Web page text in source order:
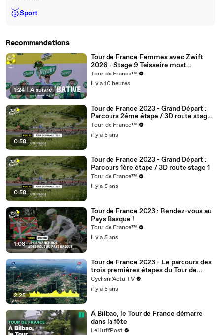
🥇Sport
Recommandations
1:24 | À suivre
Tour de France Femmes avec Zwift
2026 - Stage 9 Teisseire most
aggressive rider minute
Tour de France™
il y a 10 heures
0:58
Tour de France 2023 - Grand Départ :
Parcours 2éme étape / 3D route stage
2
Tour de France™
il y a 5 ans
0:58
Tour de France 2023 - Grand Départ :
Parcours 1ère étape / 3D route stage 1
Tour de France™
il y a 5 ans
1:08
Tour de France 2023 : Rendez-vous au
Pays Basque !
Tour de France™
il y a 5 ans
2:25
Tour de France 2023 - Le parcours des
trois premières étapes du Tour de
France 2023 dévoilées
Cyclism'Actu TV
il y a 5 ans
À Bilbao, le Tour de France démarre
dans la fête
LeHuffPost